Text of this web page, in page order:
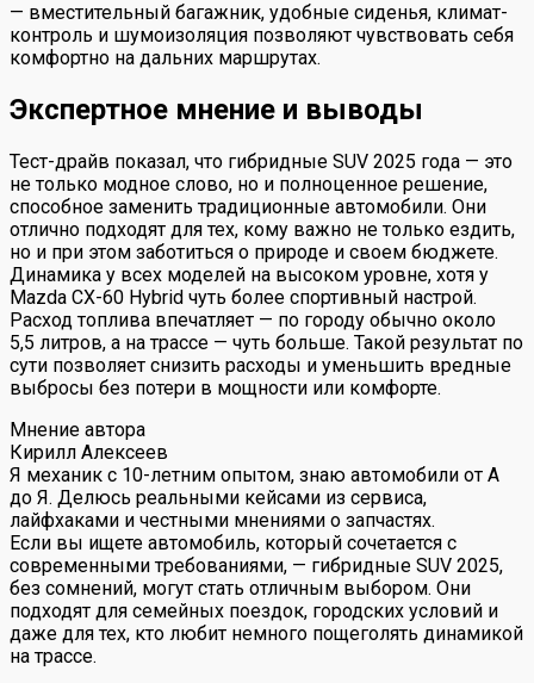
— вместительный багажник, удобные сиденья, климат-
контроль и шумоизоляция позволяют чувствовать себя
комфортно на дальних маршрутах.
Экспертное мнение и выводы
Тест-драйв показал, что гибридные SUV 2025 года — это
не только модное слово, но и полноценное решение,
способное заменить традиционные автомобили. Они
отлично подходят для тех, кому важно не только ездить,
но и при этом заботиться о природе и своем бюджете.
Динамика у всех моделей на высоком уровне, хотя у
Mazda CX-60 Hybrid чуть более спортивный настрой.
Расход топлива впечатляет — по городу обычно около
5,5 литров, а на трассе — чуть больше. Такой результат по
сути позволяет снизить расходы и уменьшить вредные
выбросы без потери в мощности или комфорте.
Мнение автора
Кирилл Алексеев
Я механик с 10-летним опытом, знаю автомобили от А
до Я. Делюсь реальными кейсами из сервиса,
лайфхаками и честными мнениями о запчастях.
Если вы ищете автомобиль, который сочетается с
современными требованиями, — гибридные SUV 2025,
без сомнений, могут стать отличным выбором. Они
подходят для семейных поездок, городских условий и
даже для тех, кто любит немного пощеголять динамикой
на трассе.